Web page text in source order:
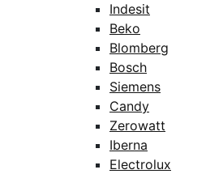
Indesit
Beko
Blomberg
Bosch
Siemens
Candy
Zerowatt
Iberna
Electrolux